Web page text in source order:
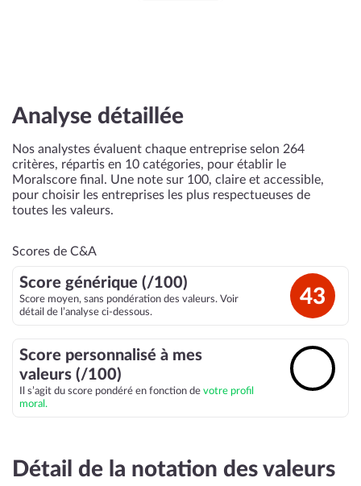
Analyse détaillée
Nos analystes évaluent chaque entreprise selon 264
critères, répartis en 10 catégories, pour établir le
Moralscore final. Une note sur 100, claire et accessible,
pour choisir les entreprises les plus respectueuses de
toutes les valeurs.
Scores de C&A
Score générique (/100)
Score moyen, sans pondération des valeurs. Voir
détail de l’analyse ci-dessous.
43
Score personnalisé à mes
valeurs (/100)
Il s’agit du score pondéré en fonction de votre profil
moral.
Détail de la notation des valeurs